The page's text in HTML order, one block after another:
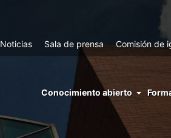
Noticias Sala de prensa Comisión de
menu
conocimiento
Conocimiento abierto